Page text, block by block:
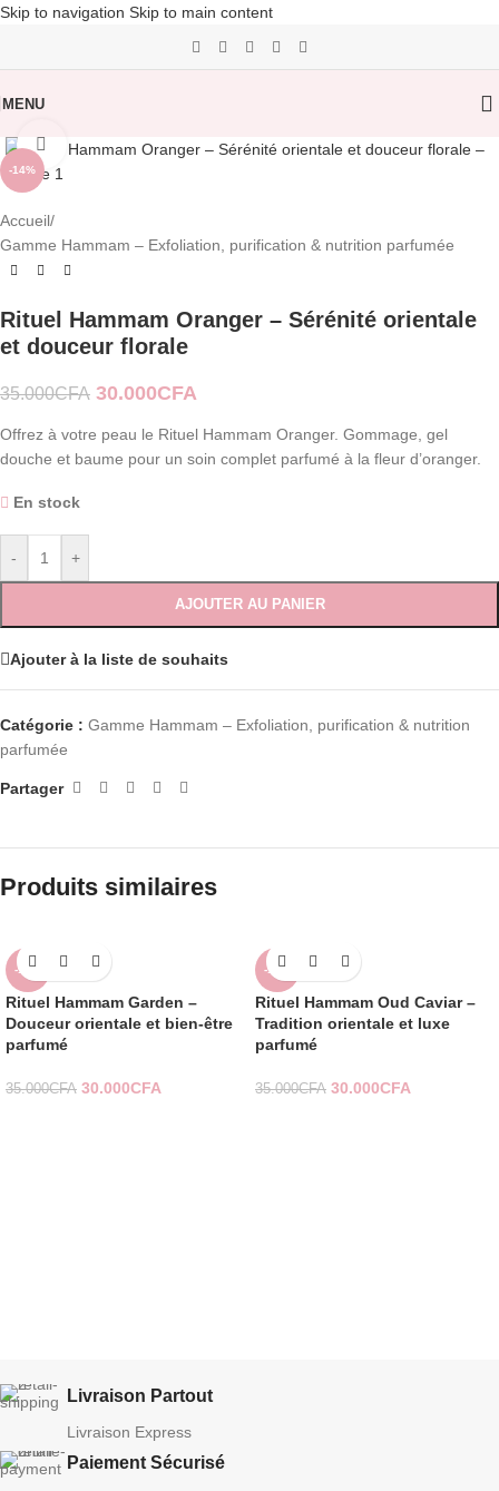
Skip to navigation Skip to main content
MENU
-14%
Click to enlarge
Accueil/
Gamme Hammam – Exfoliation, purification & nutrition parfumée
Rituel Hammam Oranger – Sérénité orientale
et douceur florale
35.000CFA 30.000CFA
Offrez à votre peau le Rituel Hammam Oranger. Gommage, gel
douche et baume pour un soin complet parfumé à la fleur d’oranger.
En stock
- +
AJOUTER AU PANIER
Ajouter à la liste de souhaits
Catégorie : Gamme Hammam – Exfoliation, purification & nutrition
parfumée
Partager
Produits similaires
-14%
Rituel Hammam Garden –
Douceur orientale et bien-être
parfumé
35.000CFA 30.000CFA
-14%
Rituel Hammam Oud Caviar –
Tradition orientale et luxe
parfumé
35.000CFA 30.000CFA
Livraison Partout
Livraison Express
Paiement Sécurisé